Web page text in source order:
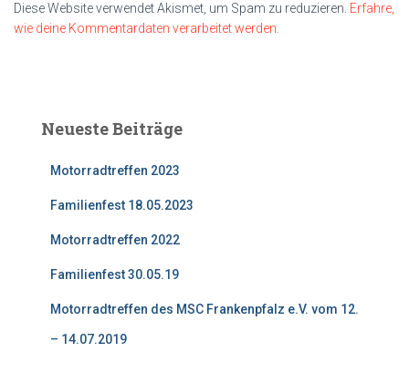
Diese Website verwendet Akismet, um Spam zu reduzieren. Erfahre,
wie deine Kommentardaten verarbeitet werden.
Neueste Beiträge
Motorradtreffen 2023
Familienfest 18.05.2023
Motorradtreffen 2022
Familienfest 30.05.19
Motorradtreffen des MSC Frankenpfalz e.V. vom 12.
– 14.07.2019